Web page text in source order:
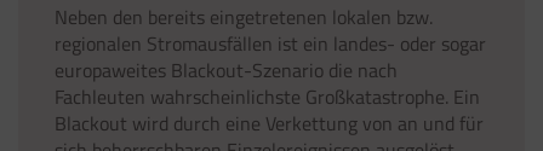
Neben den bereits eingetretenen lokalen bzw.
regionalen Stromausfällen ist ein landes- oder sogar
europaweites Blackout-Szenario die nach
Fachleuten wahrscheinlichste Großkatastrophe. Ein
Blackout wird durch eine Verkettung von an und für